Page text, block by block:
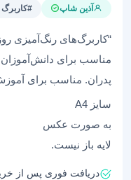
آذین شاپ
“کاربرگ‌های رنگ‌آمیزی
مناسب برای
پدران. مناسب برای
سایز A4
به صورت عکس
لایه باز نیست.
دریافت فوری پس از